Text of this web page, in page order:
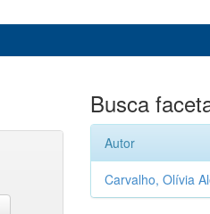
Busca
Autor
Carvalho, Olívia